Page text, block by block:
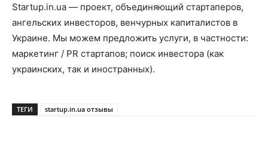
Startup.in.ua — проект, объединяющий стартаперов,
ангельских инвесторов, венчурных капиталистов в
Украине. Мы можем предложить услуги, в частности:
маркетинг / PR стартапов; поиск инвестора (как
украинских, так и иностранных).
ТЕГИ startup.in.ua отзывы